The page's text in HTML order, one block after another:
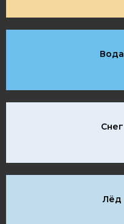
Вода
Снег
Лёд